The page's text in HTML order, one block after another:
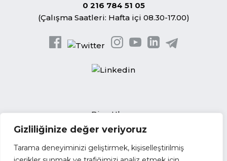
Gizliliğinize değer veriyoruz
Tarama deneyiminizi geliştirmek, kişiselleştirilmiş
0 216 784 51 05
(Çalışma Saatleri: Hafta içi 08.30-17.00)
Bize Ulaşın
Açık Pozisyonlar
İhale Duyuruları
Tedarikçi Başvuru Formu